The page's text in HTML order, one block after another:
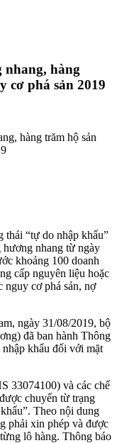
nhang, hàng
cơ phá sản 2019
hàng trăm hộ sản
“tự do nhập khẩu”
hương nhang từ ngày
khoảng 100 doanh
cấp nguyên liệu hoặc
nguy cơ phá sản, nợ
ngày 31/08/2019, bộ
đã ban hành Thông
khẩu đối với mặt
33074100) và các chế
chuyển từ trạng
Theo nội dung
phải xin phép và được
lô hàng. Thông báo